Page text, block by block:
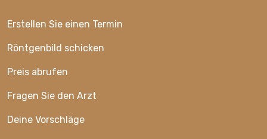
Erstellen Sie einen Termin
Röntgenbild schicken
Preis abrufen
Fragen Sie den Arzt
Deine Vorschläge